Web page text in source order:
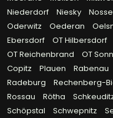
Niederdorf
Niesky
Oderwitz
Oederan
Ebersdorf
OT Hilbersdorf
OT Reichenbrand
OT
Copitz
Plauen Rabenau
Radeburg
Rechenberg-
Rossau
Rötha
Schöpstal
Schwepnitz